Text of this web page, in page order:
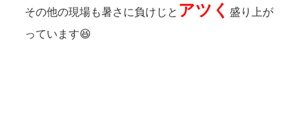
その他の現場も暑さに負けじと アツく 盛り上が
っています😆